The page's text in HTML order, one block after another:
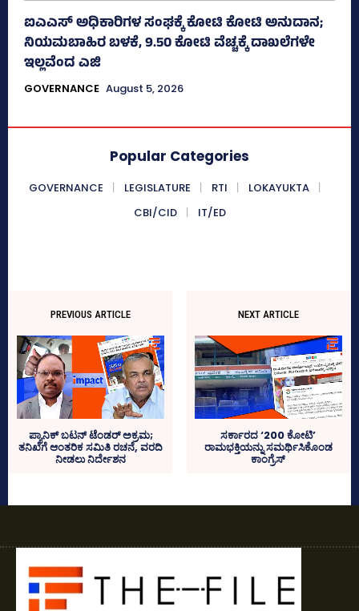
ಐಎಎಸ್‌ ಅಧಿಕಾರಿಗಳ ಸಂಘಕ್ಕೆ ಕೋಟಿ ಕೋಟಿ ಅನುದಾನ;
ನಿಯಮಬಾಹಿರ ಬಳಕೆ, 9.50 ಕೋಟಿ ವೆಚ್ಚಕ್ಕೆ ದಾಖಲೆಗಳೇ
ಇಲ್ಲವೆಂದ ಎಜಿ
GOVERNANCE August 5, 2026
Popular Categories
GOVERNANCE LEGISLATURE RTI
LOKAYUKTA
CBI/CID
IT/ED
PREVIOUS ARTICLE
ಪ್ಯಾನಿಕ್‌ ಬಟನ್‌ ಟೆಂಡರ್‌ ಅಕ್ರಮ;
ತನಿಖೆಗೆ ಆಂತರಿಕ ಸಮಿತಿ ರಚನೆ, ವರದಿ
ನೀಡಲು ನಿರ್ದೇಶನ
NEXT ARTICLE
ಸರ್ಕಾರದ ‘200 ಕೋಟಿ’
ರಾಮಭಕ್ತಿಯನ್ನು ಸಮರ್ಥಿಸಿಕೊಂಡ
ಕಾಂಗ್ರೆಸ್‌